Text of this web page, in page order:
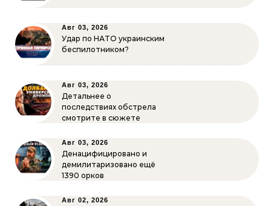
Авг 03, 2026
Удар по НАТО украинским
беспилотником?
Авг 03, 2026
Детальнее о
последствиях обстрела
смотрите в сюжете
Авг 03, 2026
Денацифицировано и
демилитаризовано ещё
1390 орков
Авг 02, 2026